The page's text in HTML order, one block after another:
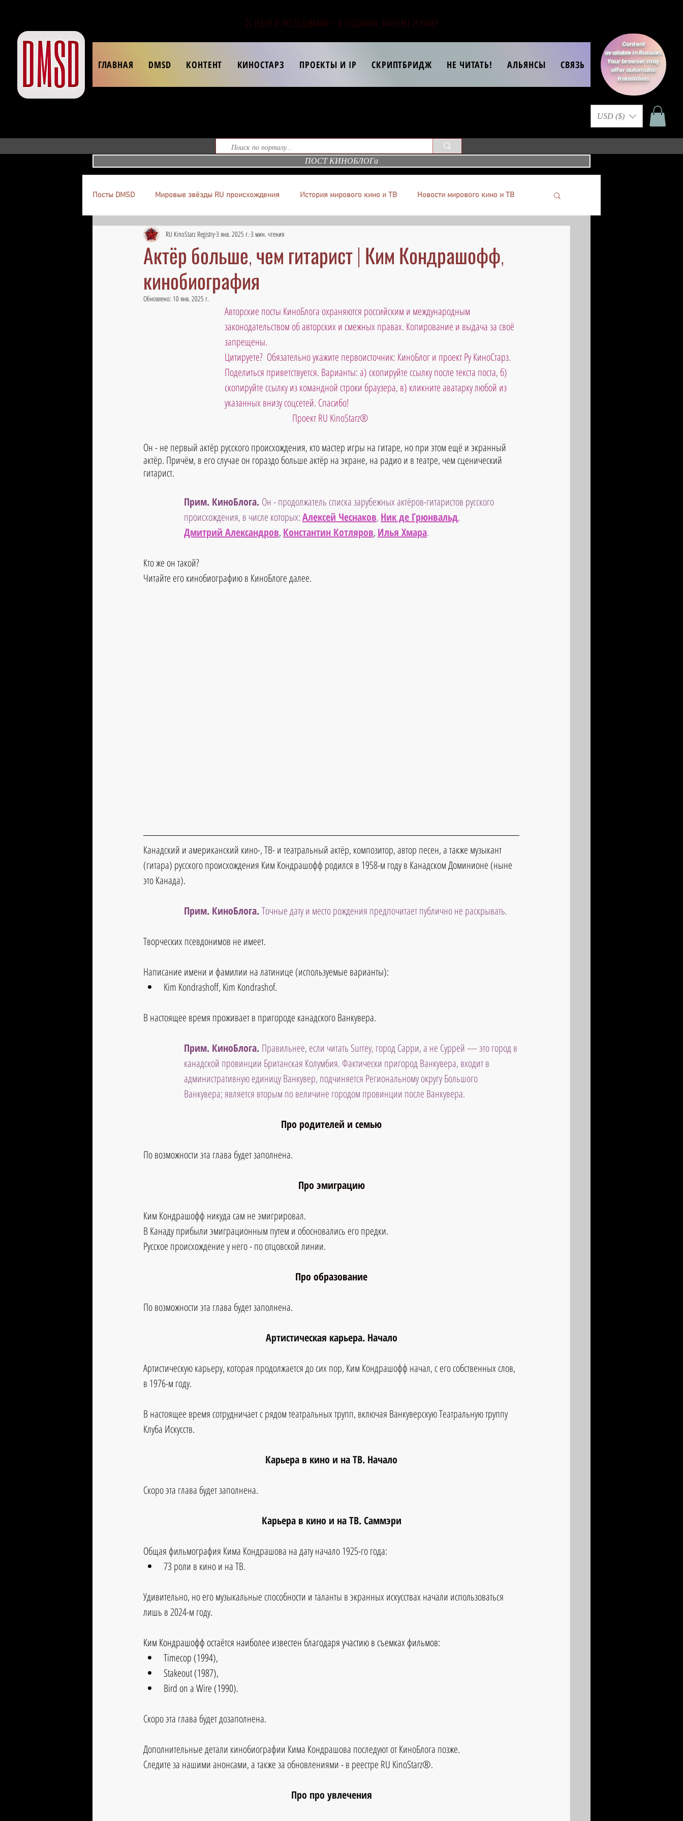
От идеи и исследования — к созданию, упаковке и рынку
ГЛАВНАЯ DMSD КОНТЕНТ КИНОСТАРЗ ПРОЕКТЫ И IP СКРИПТБРИДЖ НЕ ЧИТАТЬ! АЛЬЯНСЫ СВЯЗЬ
Content
available in Russian.
Your browser may
offer automatic
translation.
USD ($)
ПОСТ КИНОБЛОГа
Посты DMSD Мировые звёзды RU происхождения История мирового кино и ТВ Новости мирового кино и ТВ
Актёр больше, чем гитарист | Ким Кондрашофф,
кинобиография
RU KinoStarz Registry3 янв. 2025 г. 3 мин. чтения
Обновлено: 10 янв. 2025 г.
Авторские посты КиноБлога охраняются российским и международным
законодательством об авторских и смежных правах. Копирование и выдача за своё
запрещены.
Цитируете?  Обязательно укажите первоисточник: КиноБлог и проект Ру КиноСтарз.
Поделиться приветствуется. Варианты: а) скопируйте ссылку после текста поста, б)
скопируйте ссылку из командной строки браузера, в) кликните аватарку любой из
указанных внизу соцсетей. Спасибо!
Проект RU KinoStarz®
Он - не первый актёр русского происхождения, кто мастер игры на гитаре, но при этом ещё и экранный
актёр. Причём, в его случае он гораздо больше актёр на экране, на радио и в театре, чем сценический
гитарист.
Прим. КиноБлога. Он - продолжатель списка зарубежных актёров-гитаристов русского
происхождения, в числе которых: Алексей Чеснаков, Ник де Грюнвальд,
Дмитрий Александров, Константин Котляров, Илья Хмара.
Кто же он такой?
Читайте его кинобиографию в КиноБлоге далее.
Канадский и американский кино-, ТВ- и театральный актёр, композитор, автор песен, а также музыкант
(гитара) русского происхождения Ким Кондрашофф родился в 1958-м году в Канадском Доминионе (ныне
это Канада).
Прим. КиноБлога. Точные дату и место рождения предпочитает публично не раскрывать.
Творческих псевдонимов не имеет.
Написание имени и фамилии на латинице (используемые варианты):
Kim Kondrashoff, Kim Kondrashof.
В настоящее время проживает в пригороде канадского Ванкувера.
Прим. КиноБлога. Правильнее, если читать Surrey, город Сарри, а не Суррей — это город в
канадской провинции Британская Колумбия. Фактически пригород Ванкувера, входит в
административную единицу Ванкувер, подчиняется Региональному округу Большого
Ванкувера; является вторым по величине городом провинции после Ванкувера.
Про родителей и семью
По возможности эта глава будет заполнена.
Про эмиграцию
Ким Кондрашофф никуда сам не эмигрировал.
В Канаду прибыли эмиграционным путем и обосновались его предки.
Русское происхождение у него - по отцовской линии.
Про образование
По возможности эта глава будет заполнена.
Артистическая карьера. Начало
Артистическую карьеру, которая продолжается до сих пор, Ким Кондрашофф начал, с его собственных слов,
в 1976-м году.
В настоящее время сотрудничает с рядом театральных трупп, включая Ванкуверскую Театральную труппу
Клуба Искусств.
Карьера в кино и на ТВ. Начало
Скоро эта глава будет заполнена.
Карьера в кино и на ТВ. Саммэри
Общая фильмография Кима Кондрашова на дату начало 1925-го года:
73 роли в кино и на ТВ.
Удивительно, но его музыкальные способности и таланты в экранных искусствах начали использоваться
лишь в 2024-м году.
Ким Кондрашофф остаётся наиболее известен благодаря участию в съемках фильмов:
Timecop (1994),
Stakeout (1987),
Bird on a Wire (1990).
Скоро эта глава будет дозаполнена.
Дополнительные детали кинобиографии Кима Кондрашова последуют от КиноБлога позже.
Следите за нашими анонсами, а также за обновлениями - в реестре RU KinoStarz®.
Про про увлечения